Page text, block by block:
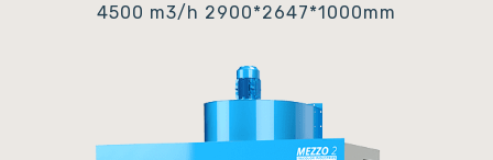
4500 m3/h 2900*2647*1000mm